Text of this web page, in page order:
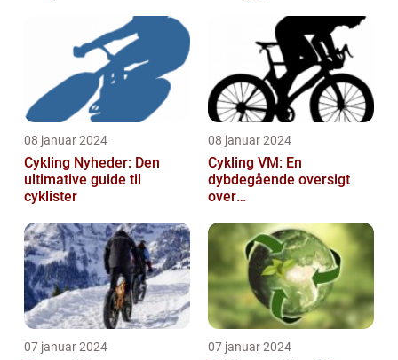
08 januar 2024
Cykling Nyheder: Den
ultimative guide til
cyklister
08 januar 2024
Cykling VM: En
dybdegående oversigt
over
cykling
07 januar 2024 07 januar 2024